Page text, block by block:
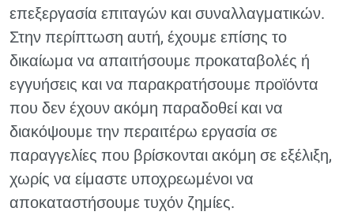
επεξεργασία επιταγών και συναλλαγματικών.
Στην περίπτωση αυτή, έχουμε επίσης το
δικαίωμα να απαιτήσουμε προκαταβολές ή
εγγυήσεις και να παρακρατήσουμε προϊόντα
που δεν έχουν ακόμη παραδοθεί και να
διακόψουμε την περαιτέρω εργασία σε
παραγγελίες που βρίσκονται ακόμη σε εξέλιξη,
χωρίς να είμαστε υποχρεωμένοι να
αποκαταστήσουμε τυχόν ζημίες.